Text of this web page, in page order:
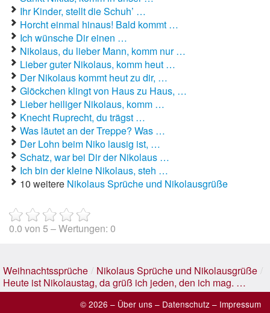
Ihr Kinder, stellt die Schuh’ …
Horcht einmal hinaus! Bald kommt …
Ich wünsche Dir einen …
Nikolaus, du lieber Mann, komm nur …
Lieber guter Nikolaus, komm heut …
Der Nikolaus kommt heut zu dir, …
Glöckchen klingt von Haus zu Haus, …
Lieber heiliger Nikolaus, komm …
Knecht Ruprecht, du trägst …
Was läutet an der Treppe? Was …
Der Lohn beim Niko lausig ist, …
Schatz, war bei Dir der Nikolaus …
Ich bin der kleine Nikolaus, steh …
10 weitere Nikolaus Sprüche und Nikolausgrüße
0.0 von 5 – Wertungen: 0
Weihnachtssprüche / Nikolaus Sprüche und Nikolausgrüße /
Heute ist Nikolaustag, da grüß ich jeden, den ich mag. …
© 2026 – Über uns – Datenschutz – Impressum